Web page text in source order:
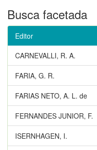
Busca facetada
Editor
CARNEVALLI, R. A.
FARIA, G. R.
FARIAS NETO, A. L. de
FERNANDES JUNIOR, F.
ISERNHAGEN, I.